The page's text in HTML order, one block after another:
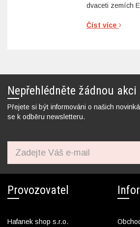
dvaceti zemích
Číst více
Nepřehlédněte žádnou akci
Přejete si být informováni o našich
se k odběru newsletteru.
Provozovatel
Hafanek shop s.r.o.